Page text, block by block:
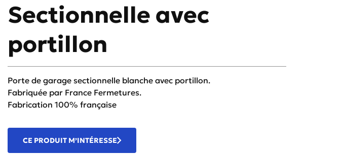
Sectionnelle avec
portillon
Porte de garage sectionnelle blanche avec portillon.
Fabriquée par France Fermetures.
Fabrication 100% française
CE PRODUIT M’INTÉRESSE